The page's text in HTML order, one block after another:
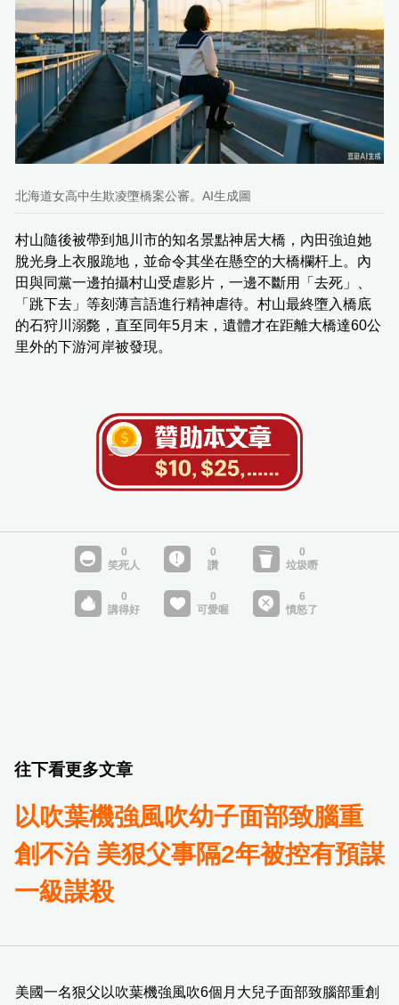
北海道女高中生欺凌墮橋案公審。AI生成圖
村山隨後被帶到旭川市的知名景點神居大橋，內田強迫她
脫光身上衣服跪地，並命令其坐在懸空的大橋欄杆上。內
田與同黨一邊拍攝村山受虐影片，一邊不斷用「去死」、
「跳下去」等刻薄言語進行精神虐待。村山最終墮入橋底
的石狩川溺斃，直至同年5月末，遺體才在距離大橋達60公
里外的下游河岸被發現。
往下看更多文章
以吹葉機強風吹幼子面部致腦重
創不治 美狠父事隔2年被控有預謀
一級謀殺
美國一名狠父以吹葉機強風吹6個月大兒子面部致腦部重創